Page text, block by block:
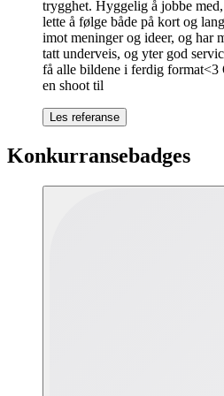
trygghet. Hyggelig å jobbe
lette å følge både på kort og
imot meninger og ideer, og har
tatt underveis, og yter god
få alle bildene i ferdig
en shoot til
Les referanse
Konkurransebadges